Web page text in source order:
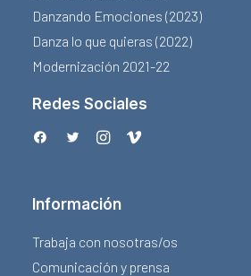
Danzando Emociones (2023)
Danza lo que quieras (2022)
Modernización 2021-22
Redes Sociales
Información
Trabaja con nosotras/os
Comunicación y prensa